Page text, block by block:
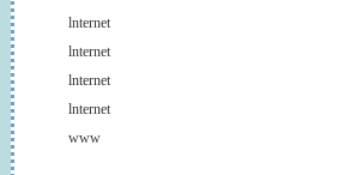
lnternet
lnternet
lnternet
lnternet
www